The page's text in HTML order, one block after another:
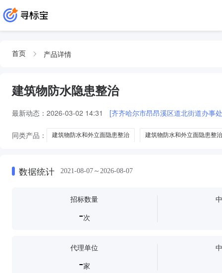
首页 产品详情
建筑物防水隐患整治
最新动态： 2026-03-02 14:31 [齐齐哈尔市昂昂溪区道北街道办事
同类产品： 建筑物防水和外立面隐患整治 建筑物防水和外立面隐患整
数据统计 2021-08-07～2026-08-07
招标数量
-次
代理单位
-家